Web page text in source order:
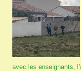
avec les enseignants,